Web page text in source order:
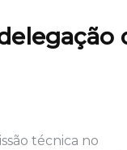
técnica no